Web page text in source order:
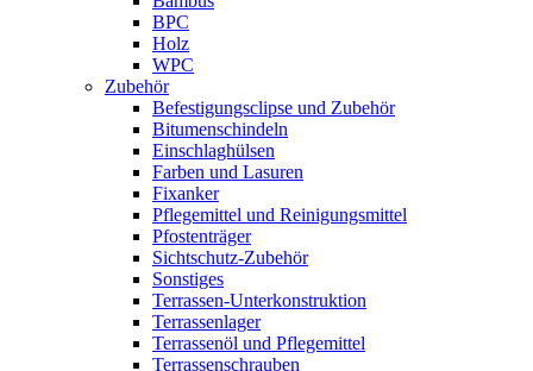
BPC
Holz
WPC
Zubehör
Befestigungsclipse und Zubehör
Bitumenschindeln
Einschlaghülsen
Farben und Lasuren
Fixanker
Pflegemittel und Reinigungsmittel
Pfostenträger
Sichtschutz-Zubehör
Sonstiges
Terrassen-Unterkonstruktion
Terrassenlager
Terrassenöl und Pflegemittel
Terrassenschrauben